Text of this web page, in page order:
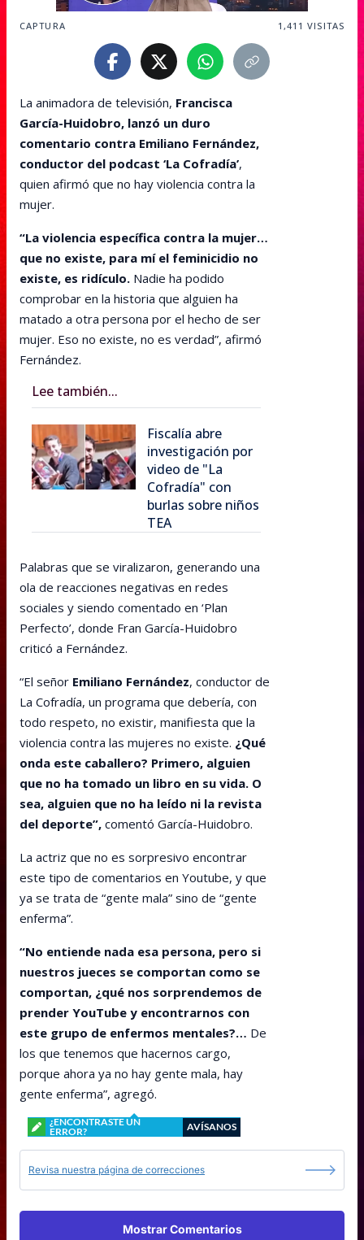
CAPTURA 1,411 VISITAS
La animadora de televisión, Francisca
García-Huidobro, lanzó un duro
comentario contra Emiliano Fernández,
conductor del podcast ‘La Cofradía’,
quien afirmó que no hay violencia contra la
mujer.
“La violencia específica contra la mujer…
que no existe, para mí el feminicidio no
existe, es ridículo. Nadie ha podido
comprobar en la historia que alguien ha
matado a otra persona por el hecho de ser
mujer. Eso no existe, no es verdad”, afirmó
Fernández.
Lee también...
Fiscalía abre
investigación por
video de "La
Cofradía" con
burlas sobre niños
TEA
Palabras que se viralizaron, generando una
ola de reacciones negativas en redes
sociales y siendo comentado en ‘Plan
Perfecto’, donde Fran García-Huidobro
criticó a Fernández.
“El señor Emiliano Fernández, conductor de
La Cofradía, un programa que debería, con
todo respeto, no existir, manifiesta que la
violencia contra las mujeres no existe. ¿Qué
onda este caballero? Primero, alguien
que no ha tomado un libro en su vida. O
sea, alguien que no ha leído ni la revista
del deporte”, comentó García-Huidobro.
La actriz que no es sorpresivo encontrar
este tipo de comentarios en Youtube, y que
ya se trata de “gente mala” sino de “gente
enferma”.
“No entiende nada esa persona, pero si
nuestros jueces se comportan como se
comportan, ¿qué nos sorprendemos de
prender YouTube y encontrarnos con
este grupo de enfermos mentales?… De
los que tenemos que hacernos cargo,
porque ahora ya no hay gente mala, hay
gente enferma”, agregó.
¿ENCONTRASTE UN
ERROR?
AVÍSANOS
Revisa nuestra página de correcciones
Mostrar Comentarios